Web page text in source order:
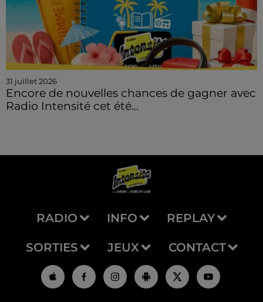
31 juillet 2026
Encore de nouvelles chances de gagner avec
Radio Intensité cet été...
RADIO INFO REPLAY
SORTIES JEUX CONTACT